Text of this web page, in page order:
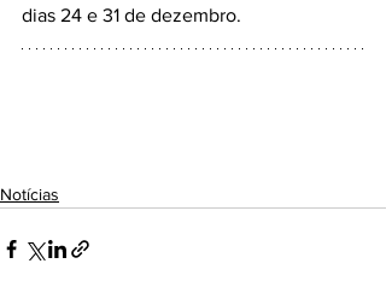
dias 24 e 31 de dezembro.
Notícias